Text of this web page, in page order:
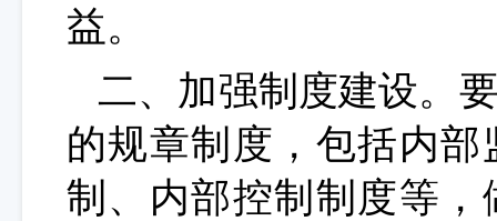
益。
二、加强制度建设。
的规章制度，包括内
制、内部控制制度等